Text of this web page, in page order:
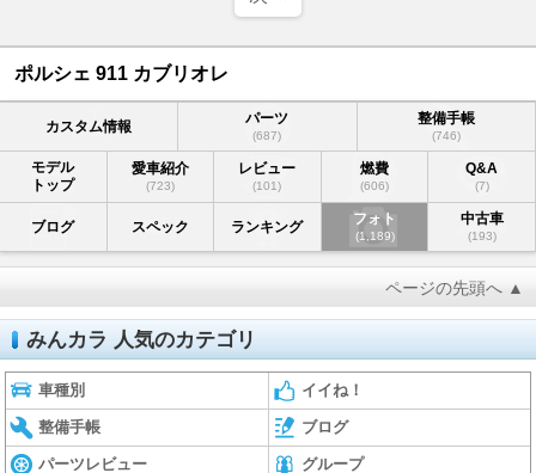
ポルシェ 911 カブリオレ
カスタム情報 パーツ
(687)
整備手帳
(746)
モデル
トップ
愛車紹介
(723)
レビュー
(101)
燃費
(606)
Q&A
(7)
ブログ スペック ランキング フォト
(1,189)
中古車
(193)
ページの先頭へ ▲
みんカラ 人気のカテゴリ
車種別 イイね！
整備手帳 ブログ
パーツレビュー グループ